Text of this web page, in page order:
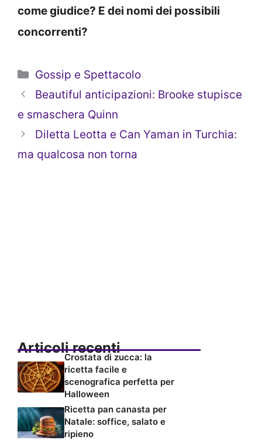
come giudice? E dei nomi dei possibili
concorrenti?
Categorie
Gossip e Spettacolo
Beautiful anticipazioni: Brooke stupisce
e smaschera Quinn
Diletta Leotta e Can Yaman in Turchia:
ma qualcosa non torna
Articoli recenti
Crostata di zucca: la
ricetta facile e
scenografica perfetta per
Halloween
Ricetta pan canasta per
Natale: soffice, salato e
ripieno